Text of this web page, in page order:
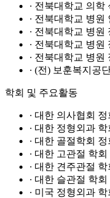
· 전북대학교 의학
· 전북대학교 병원
· 전북대학교 병원
· 전북대학교 병
· 전북대학교 병원
· (전) 보훈복지공
학회 및 주요활동
· 대한 의사협회 정
· 대한 정형외과 학
· 대한 골절학회 정
· 대한 고관절 학회
· 대한 견주관절 학
· 대한 슬관절 학회
· 미국 정형외과